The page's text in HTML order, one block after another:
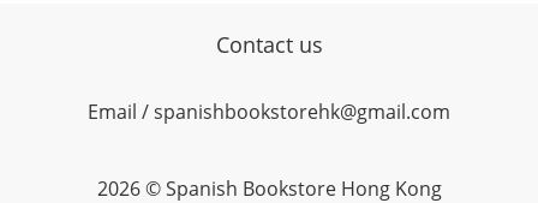
Contact us
Email / spanishbookstorehk@gmail.com
2026 © Spanish Bookstore Hong Kong